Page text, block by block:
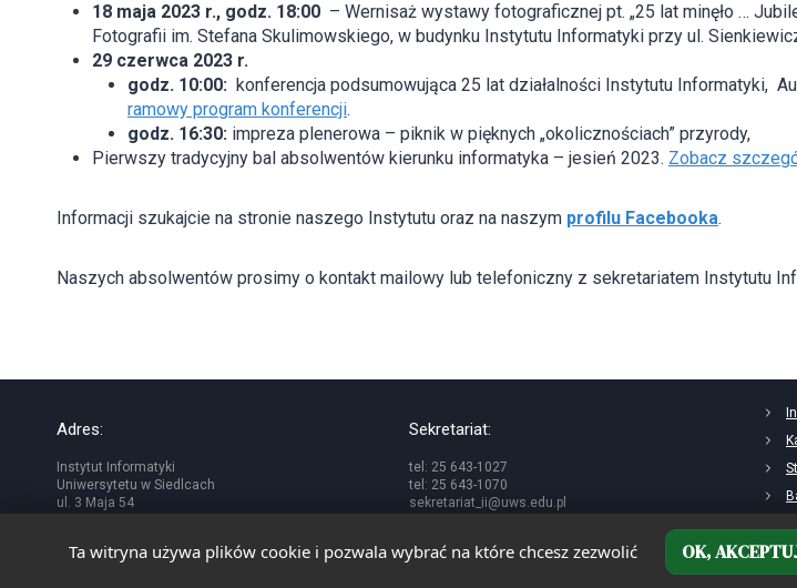
Ta witryna używa plików cookie i pozwala wybrać na które chcesz zezwolić OK,
18 maja 2023 r., godz. 18:00 – Wernisaż wystawy fotograficznej pt. „25 lat minęło …
Fotografii im. Stefana Skulimowskiego, w budynku Instytutu Informatyki przy ul.
29 czerwca 2023 r.
godz. 10:00: konferencja podsumowująca 25 lat działalności Instytutu Informatyki,
ramowy program konferencji.
godz. 16:30: impreza plenerowa – piknik w pięknych „okolicznościach” przyrody,
Pierwszy tradycyjny bal absolwentów kierunku informatyka – jesień 2023. Zobacz
Informacji szukajcie na stronie naszego Instytutu oraz na naszym profilu Facebooka.
Naszych absolwentów prosimy o kontakt mailowy lub telefoniczny z sekretariatem Instytutu
Adres:
Instytut Informatyki
Uniwersytetu w Siedlcach
ul. 3 Maja 54
Sekretariat:
tel: 25 643-1027
tel: 25 643-1070
sekretariat_ii@uws.edu.pl